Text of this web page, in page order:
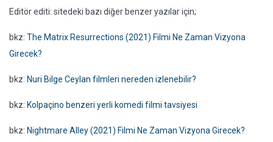
Editör editi: sitedeki bazı diğer benzer yazılar için;
bkz: The Matrix Resurrections (2021) Filmi Ne Zaman Vizyona
Girecek?
bkz: Nuri Bilge Ceylan filmleri nereden izlenebilir?
bkz: Kolpaçino benzeri yerli komedi filmi tavsiyesi
bkz: Nightmare Alley (2021) Filmi Ne Zaman Vizyona Girecek?